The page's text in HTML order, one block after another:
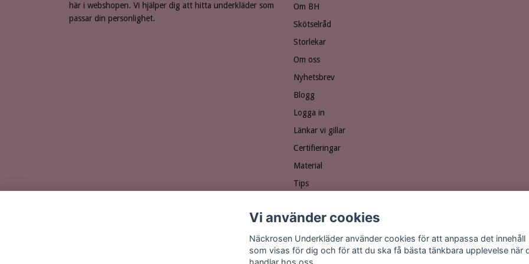
här i webshopen. Vi hjälper dig att hitta underkläder som
passar din personlighet.
Om BH
Skötselråd
Storlekar
Om oss
Nyhetsbrev
Blogg
Logga in
Länkar vi gillar
Certifieringar
Material
Tips
Personuppgiftspolicy
Vanliga frågor
Vi använder cookies
Näckrosen Underkläder använder cookies för att anpassa det innehåll
som visas för dig och för att du ska få bästa tänkbara upplevelse när